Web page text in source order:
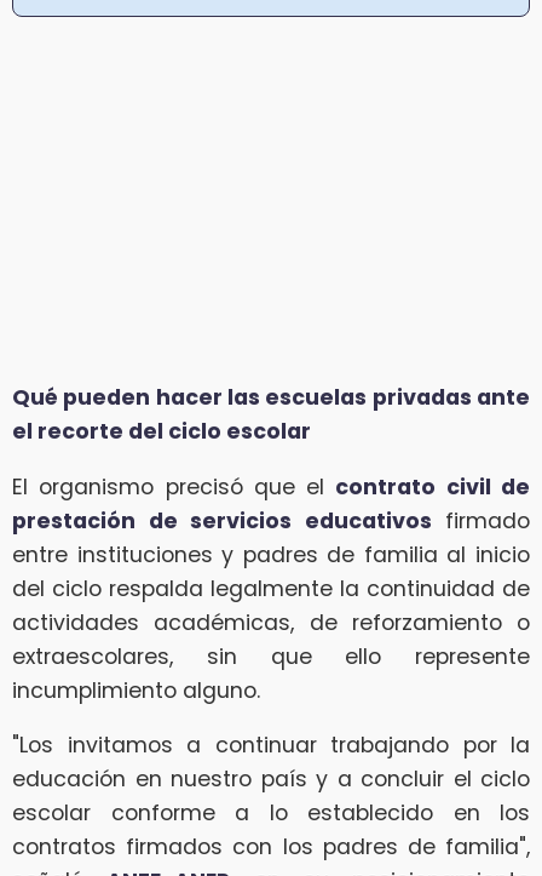
Qué pueden hacer las escuelas privadas ante
el recorte del ciclo escolar
El organismo precisó que el contrato civil de
prestación de servicios educativos firmado
entre instituciones y padres de familia al inicio
del ciclo respalda legalmente la continuidad de
actividades académicas, de reforzamiento o
extraescolares, sin que ello represente
incumplimiento alguno.
"Los invitamos a continuar trabajando por la
educación en nuestro país y a concluir el ciclo
escolar conforme a lo establecido en los
contratos firmados con los padres de familia",